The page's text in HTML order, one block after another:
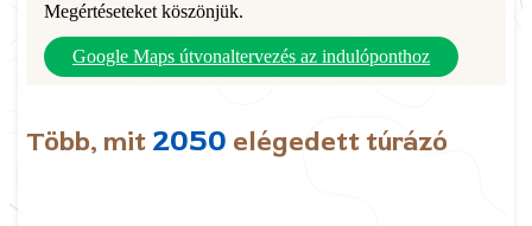
Megértéseteket köszönjük.
Google Maps útvonaltervezés az indulóponthoz
Több, mit 2050 elégedett túrázó